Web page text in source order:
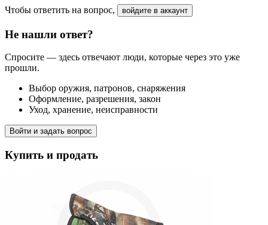
Чтобы ответить на вопрос, войдите в аккаунт
Не нашли ответ?
Спросите — здесь отвечают люди, которые через это уже
прошли.
Выбор оружия, патронов, снаряжения
Оформление, разрешения, закон
Уход, хранение, неисправности
Войти и задать вопрос
Купить и продать